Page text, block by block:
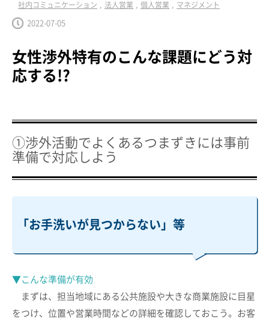
社内コミュニケーション 法人営業 個人営業 マネジメント
2022-07-05
女性渉外特有のこんな課題にどう対
応する!?
①渉外活動でよくあるつまずきには事前
準備で対応しよう
「お手洗いが見つからない」等
▼こんな準備が有効
まずは、担当地域にある公共施設や大きな商業施設に目星
をつけ、位置や営業時間などの詳細を確認しておこう。お客